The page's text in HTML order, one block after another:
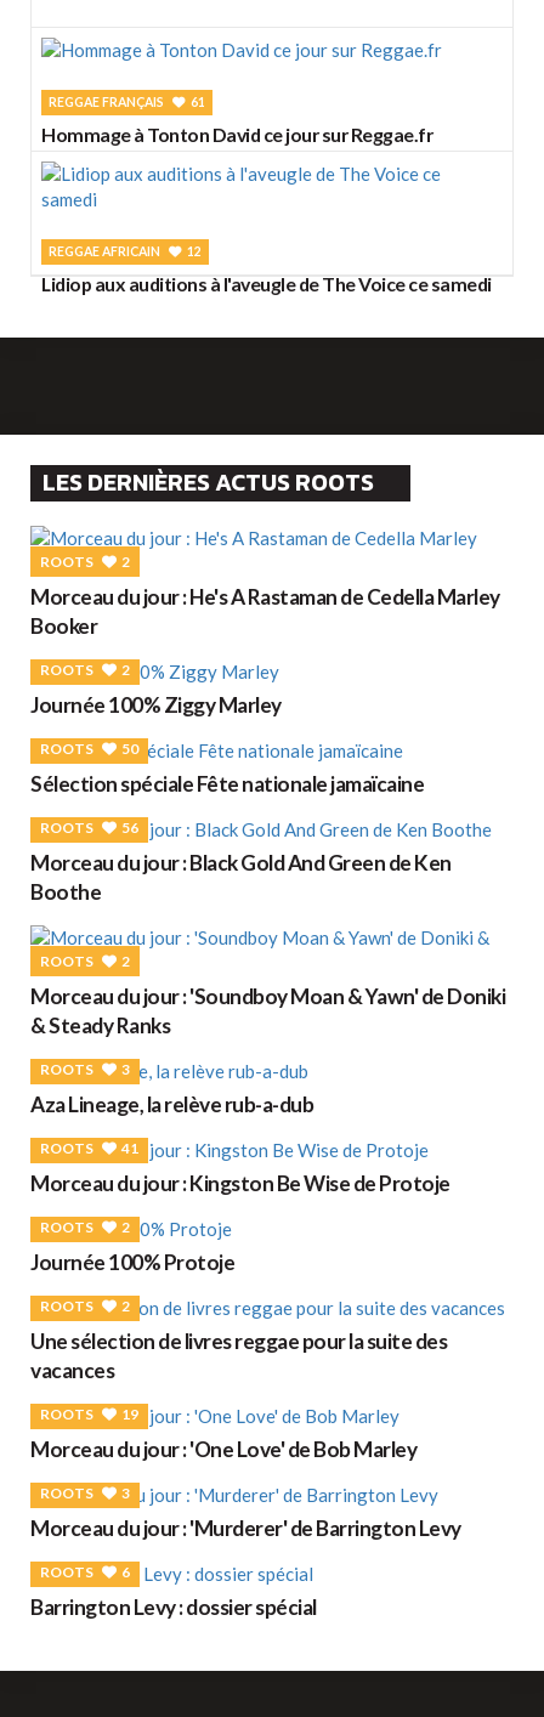
REGGAE FRANÇAIS 61
Hommage à Tonton David ce jour sur Reggae.fr
REGGAE AFRICAIN 12
Lidiop aux auditions à l'aveugle de The Voice ce samedi
LES DERNIÈRES ACTUS ROOTS
ROOTS 2
Morceau du jour : He's A Rastaman de Cedella Marley
Booker
ROOTS 2
Journée 100% Ziggy Marley
ROOTS 50
Sélection spéciale Fête nationale jamaïcaine
ROOTS 56
Morceau du jour : Black Gold And Green de Ken
Boothe
ROOTS 2
Morceau du jour : 'Soundboy Moan & Yawn' de Doniki
& Steady Ranks
ROOTS 3
Aza Lineage, la relève rub-a-dub
ROOTS 41
Morceau du jour : Kingston Be Wise de Protoje
ROOTS 2
Journée 100% Protoje
ROOTS 2
Une sélection de livres reggae pour la suite des
vacances
ROOTS 19
Morceau du jour : 'One Love' de Bob Marley
ROOTS 3
Morceau du jour : 'Murderer' de Barrington Levy
ROOTS 6
Barrington Levy : dossier spécial